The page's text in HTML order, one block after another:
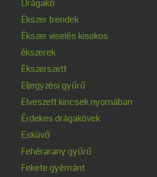
Drágakő
Ékszer trendek
Ékszer viselés kisokos
ékszerek
Ékszerszett
Eljegyzési gyűrű
Elveszett kincsek nyomában
Érdekes drágakövek
Esküvő
Fehérarany gyűrű
Fekete gyémánt